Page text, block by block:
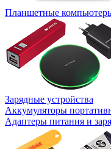
Планшетные
Зарядные устройства
Аккумуляторы
Адаптеры питания и